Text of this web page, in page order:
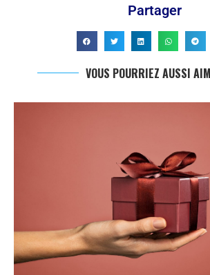
Partager
VOUS POURRIEZ AUSSI